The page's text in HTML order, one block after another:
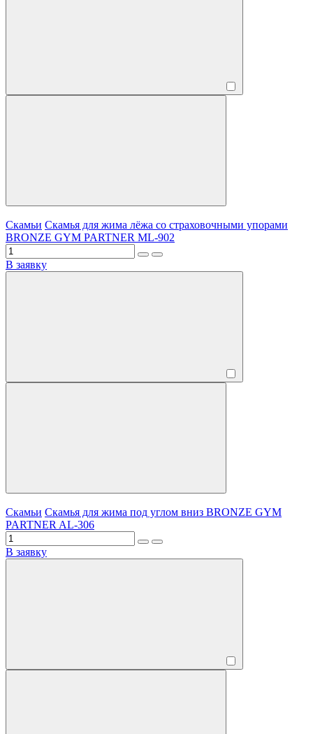
Скамьи Скамья для жима лёжа со страховочными упорами
BRONZE GYM PARTNER ML-902
В заявку
Скамьи Скамья для жима под углом вниз BRONZE GYM
PARTNER AL-306
В заявку